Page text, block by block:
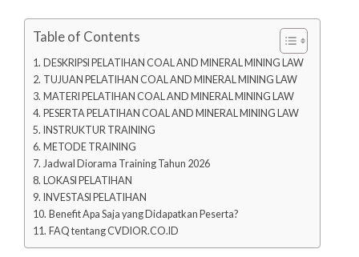
Table of Contents
DESKRIPSI PELATIHAN COAL AND MINERAL MINING LAW
TUJUAN PELATIHAN COAL AND MINERAL MINING LAW
MATERI PELATIHAN COAL AND MINERAL MINING LAW
PESERTA PELATIHAN COAL AND MINERAL MINING LAW
INSTRUKTUR TRAINING
METODE TRAINING
Jadwal Diorama Training Tahun 2026
LOKASI PELATIHAN
INVESTASI PELATIHAN
Benefit Apa Saja yang Didapatkan Peserta?
FAQ tentang CVDIOR.CO.ID